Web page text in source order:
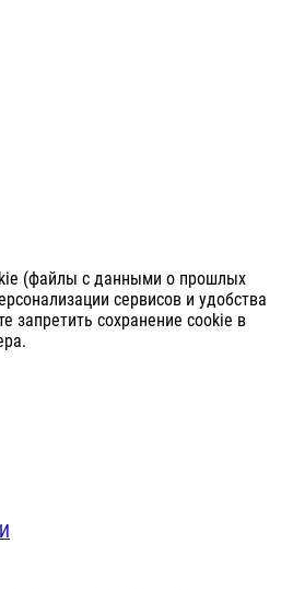
(файлы с данными о прошлых
сервисов и удобства
запретить сохранение cookie в